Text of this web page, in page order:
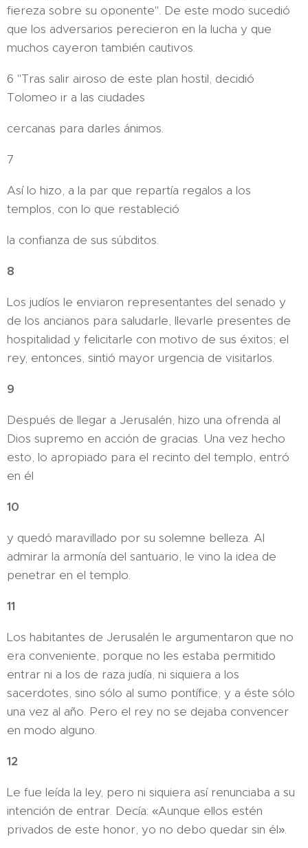
fiereza sobre su oponente". De este modo sucedió
que los adversarios perecieron en la lucha y que
muchos cayeron también cautivos.
6 "Tras salir airoso de este plan hostil, decidió
Tolomeo ir a las ciudades
cercanas para darles ánimos.
7
Así lo hizo, a la par que repartía regalos a los
templos, con lo que restableció
la confianza de sus súbditos.
8
Los judíos le enviaron representantes del senado y
de los ancianos para saludarle, llevarle presentes de
hospitalidad y felicitarle con motivo de sus éxitos; el
rey, entonces, sintió mayor urgencia de visitarlos.
9
Después de llegar a Jerusalén, hizo una ofrenda al
Dios supremo en acción de gracias. Una vez hecho
esto, lo apropiado para el recinto del templo, entró
en él
10
y quedó maravillado por su solemne belleza. Al
admirar la armonía del santuario, le vino la idea de
penetrar en el templo.
11
Los habitantes de Jerusalén le argumentaron que no
era conveniente, porque no les estaba permitido
entrar ni a los de raza judía, ni siquiera a los
sacerdotes, sino sólo al sumo pontífice, y a éste sólo
una vez al año. Pero el rey no se dejaba convencer
en modo alguno.
12
Le fue leída la ley, pero ni siquiera así renunciaba a su
intención de entrar. Decía: «Aunque ellos estén
privados de este honor, yo no debo quedar sin él».